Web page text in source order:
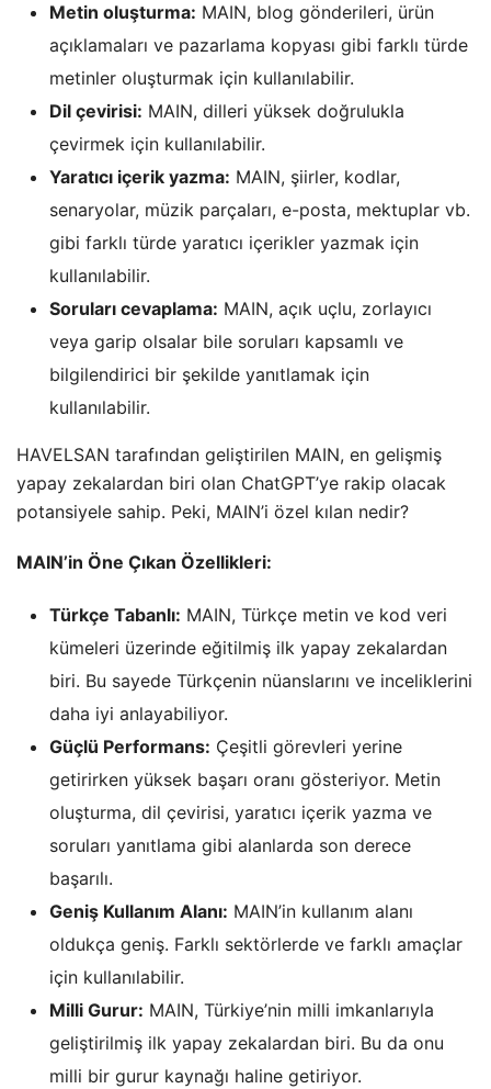
Metin oluşturma: MAIN, blog gönderileri, ürün
açıklamaları ve pazarlama kopyası gibi farklı türde
metinler oluşturmak için kullanılabilir.
Dil çevirisi: MAIN, dilleri yüksek doğrulukla
çevirmek için kullanılabilir.
Yaratıcı içerik yazma: MAIN, şiirler, kodlar,
senaryolar, müzik parçaları, e-posta, mektuplar vb.
gibi farklı türde yaratıcı içerikler yazmak için
kullanılabilir.
Soruları cevaplama: MAIN, açık uçlu, zorlayıcı
veya garip olsalar bile soruları kapsamlı ve
bilgilendirici bir şekilde yanıtlamak için
kullanılabilir.
HAVELSAN tarafından geliştirilen MAIN, en gelişmiş
yapay zekalardan biri olan ChatGPT’ye rakip olacak
potansiyele sahip. Peki, MAIN’i özel kılan nedir?
MAIN’in Öne Çıkan Özellikleri:
Türkçe Tabanlı: MAIN, Türkçe metin ve kod veri
kümeleri üzerinde eğitilmiş ilk yapay zekalardan
biri. Bu sayede Türkçenin nüanslarını ve inceliklerini
daha iyi anlayabiliyor.
Güçlü Performans: Çeşitli görevleri yerine
getirirken yüksek başarı oranı gösteriyor. Metin
oluşturma, dil çevirisi, yaratıcı içerik yazma ve
soruları yanıtlama gibi alanlarda son derece
başarılı.
Geniş Kullanım Alanı: MAIN’in kullanım alanı
oldukça geniş. Farklı sektörlerde ve farklı amaçlar
için kullanılabilir.
Milli Gurur: MAIN, Türkiye’nin milli imkanlarıyla
geliştirilmiş ilk yapay zekalardan biri. Bu da onu
milli bir gurur kaynağı haline getiriyor.